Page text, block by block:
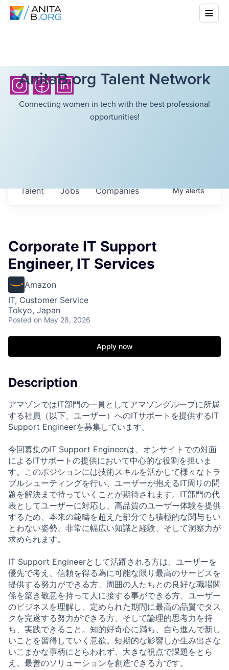
AnitaB.org Talent Network
Connecting women in tech with the best professional
opportunities!
Jobs Companies
Talent Myalerts
Corporate IT Support
Engineer, IT Services
Amazon
IT, Customer Service
Tokyo, Japan
Posted on May 28, 2026
Apply now
Description
アマゾンではIT部門の一員としてアマゾングループに所属
する社員（以下、ユーザー）へのITサポートを提供するIT
Support Engineerを募集しています。
今回募集のIT Support Engineerは、オンサイトでの対面
によるITサポートの提供において中心的な役割を担いま
す。このポジションには技術スキルを活かして様々なトラ
ブルシューティングを行い、ユーザーが抱えるIT周りの問
題を解決まで持っていくことが期待されます。IT部門の代
表としてユーザーに対応し、高品質のユーザー体験を提供
するため、本来の範疇を超えた部分でも積極的な関与もい
とわない姿勢、非常に幅広い知識と経験、そして洞察力が
求められます。
IT Support Engineerとして活躍される方は、ユーザーを
優先で考え、信頼を得る為に可能な限り最高のサービスを
提供する努力ができる方、周囲の人たちとの良好な職場関
係を築き敬意を持って人に接する事ができる方、ユーザー
のビジネスを理解し、定められた期間に最高の品質でタス
クを完遂する努力ができる方、そして論理的思考力を持
ち、実践できること。知的好奇心に満ち、自ら進んで新し
いことを習得していく意欲。短期的な影響しか生み出さな
いこまかな事柄にとらわれず、大きな視点で課題をとら
え、最善のソリューションを創造できる方です。